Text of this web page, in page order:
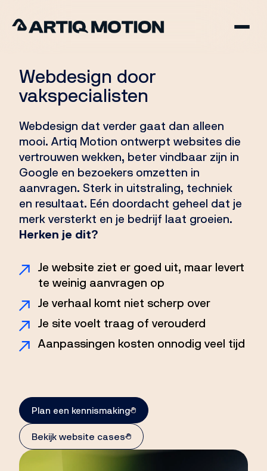
Webdesign door
vakspecialisten
Webdesign dat verder gaat dan alleen
mooi. Artiq Motion ontwerpt websites die
vertrouwen wekken, beter vindbaar zijn in
Google en bezoekers omzetten in
aanvragen. Sterk in uitstraling, techniek
en resultaat. Eén doordacht geheel dat je
merk versterkt en je bedrijf laat groeien.
Herken je dit?
Je website ziet er goed uit, maar levert
te weinig aanvragen op
Je verhaal komt niet scherp over
Je site voelt traag of verouderd
Aanpassingen kosten onnodig veel tijd
Plan een kennismaking
Bekijk website cases